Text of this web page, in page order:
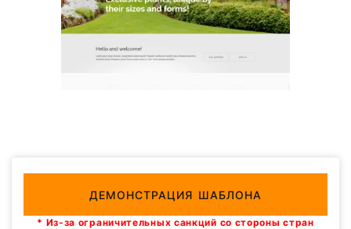
ДЕМОНСТРАЦИЯ ШАБЛОНА
* Из-за ограничительных санкций со стороны стран